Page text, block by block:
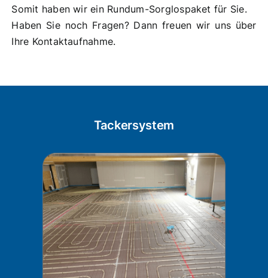
Somit haben wir ein Rundum-Sorglospaket für Sie.
Haben Sie noch Fragen? Dann freuen wir uns über
Ihre Kontaktaufnahme.
Tackersystem